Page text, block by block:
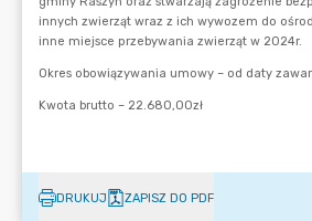
DRUKUJ ZAPISZ DO PDF